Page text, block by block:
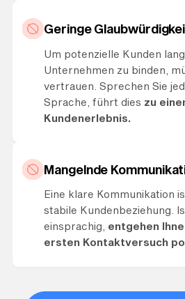
Geringe
Um potenzielle Kunden
Unternehmen zu binden,
vertrauen. Sprechen Sie
Sprache, führt dies zu
Kundenerlebnis.
Mangelnde
Eine klare Kommunikation
stabile Kundenbeziehung.
einsprachig, entgehen
ersten Kontaktversuch